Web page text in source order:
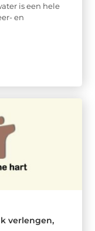
is een hele
en
verlengen,